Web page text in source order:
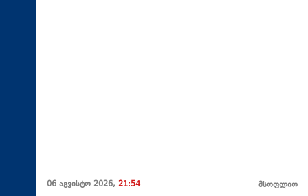
06 აგვისტო 2026, 21:54 მსოფლიო